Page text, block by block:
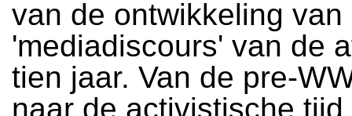
van de ontwikkeling van
'mediadiscours' van de
tien jaar. Van de pre-
naar de activistische